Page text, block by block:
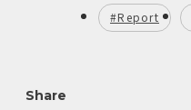
#Report
Share